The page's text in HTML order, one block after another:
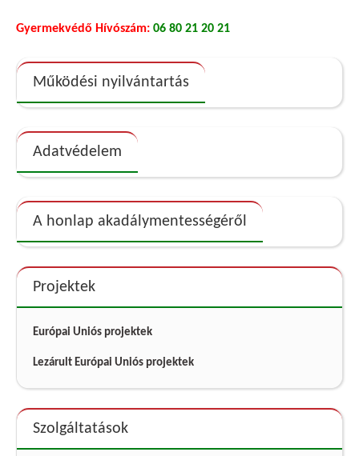
Gyermekvédő Hívószám: 06 80 21 20 21
Működési nyilvántartás
Adatvédelem
A honlap akadálymentességéről
Projektek
Európai Uniós projektek
Lezárult Európai Uniós projektek
Szolgáltatások